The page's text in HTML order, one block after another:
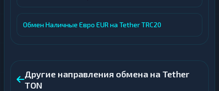
Обмен Наличные Евро EUR на Tether TRC20
Другие направления обмена на Tether
TON